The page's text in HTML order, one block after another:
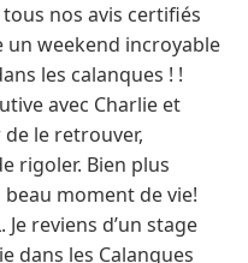
nos avis certifiés
un weekend incroyable
les calanques ! !
avec Charlie et
le retrouver,
rigoler. Bien plus
moment de vie!
reviens d’un stage
dans les Calanques